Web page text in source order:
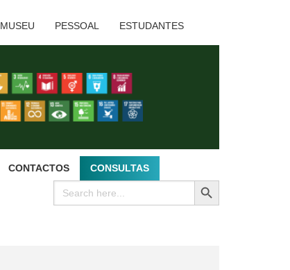
MUSEU PESSOAL ESTUDANTES
CONTACTOS CONSULTAS
Search
for:
SEARCH BUTTON